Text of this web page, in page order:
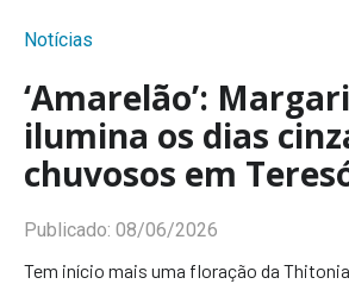
Notícias
‘Amarelão’:
ilumina os dias
chuvosos em
Publicado: 08/06/2026
Tem início mais uma floração da